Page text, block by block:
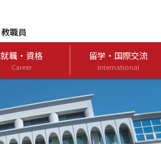
教職員
就職・資格
Career
留学・国際交流
International